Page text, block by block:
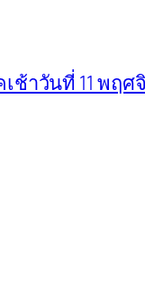
ช้าวันที่ 11 พฤศ